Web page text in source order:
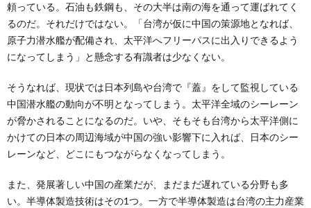
頼っている。石油も鉄鋼も、その大半は南の海を通って運ばれてく
るのだ。それだけではない。「台湾が仮に中国の策源地となれば、
原子力潜水艦が配備され、太平洋へフリーパスに出入りできるよう
になってしまう」と懸念する有識者は少なくない。
そうなれば、現状では日本列島や台湾で『蓋』をして監視している
中国潜水艦の動向が不明となってしまう。太平洋全域のシーレーン
が脅かされることになるのだ。いや、そもそも台湾から太平洋側に
かけての日本の周辺海域が中国の強い影響下に入れば、日本のシー
レーンなど、どこにもつながらなくなってしまう。
また、発展著しい中国の産業だが、まだまだ遅れている分野も多
い。半導体製造技術はその1つ。一方で半導体製造は台湾の主力産業